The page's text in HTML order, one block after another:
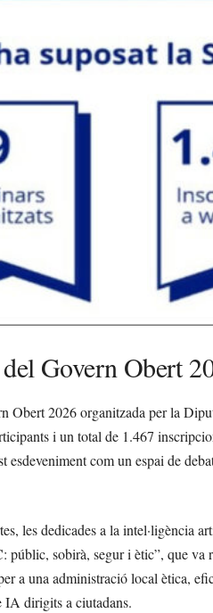
Govern Obert
Obert 2026 organitzada per la
i un total de 1.467
esdeveniment com un espai de
les dedicades a la intel·ligència
públic, sobirà, segur i ètic”, que
a una administració local ètica,
IA dirigits a ciutadans.